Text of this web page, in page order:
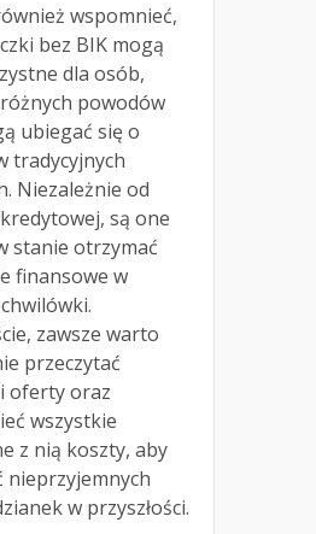
wspomnieć,
bez BIK mogą
dla osób,
powodów
ubiegać się o
tradycyjnych
Niezależnie od
są one
stanie otrzymać
finansowe w
zawsze warto
przeczytać
oferty oraz
wszystkie
z nią koszty, aby
nieprzyjemnych
w przyszłości.